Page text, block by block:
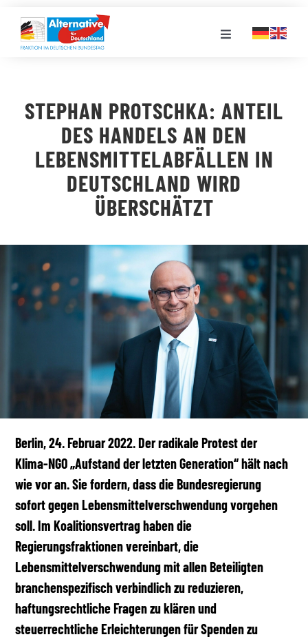
Inhalt
springen
Toggle
LANDESGRUPPEN
VERANSTALTUNGEN
STELLENPORTAL
MEDIATHEK
STEPHAN PROTSCHKA: ANTEIL
DES HANDELS AN DEN
LEBENSMITTELABFÄLLEN IN
DEUTSCHLAND WIRD
ÜBERSCHÄTZT
Berlin, 24. Februar 2022.Der radikale Protest der
Klima-NGO „Aufstand der letzten Generation“ hält nach
wie vor an. Sie fordern, dass die Bundesregierung
sofort gegen Lebensmittelverschwendung vorgehen
soll. Im Koalitionsvertrag haben die
Regierungsfraktionen vereinbart, die
Lebensmittelverschwendung mit allen Beteiligten
branchenspezifisch verbindlich zu reduzieren,
haftungsrechtliche Fragen zu klären und
steuerrechtliche Erleichterungen für Spenden zu